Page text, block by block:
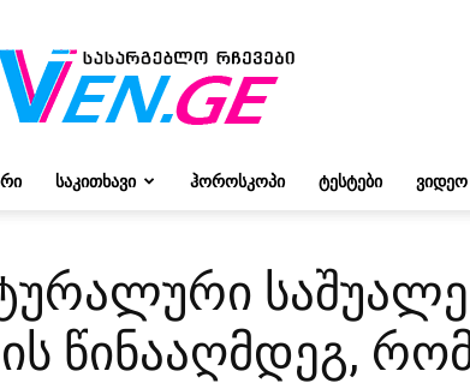
ვივიენისგან
ᲡᲐᲙᲘᲗᲮᲐᲕᲘ ᲰᲝᲠᲝᲡᲙᲝᲞᲘ ᲢᲔᲡᲢᲔᲑᲘ ᲕᲘᲓᲔᲝ
წინააღმდეგ,